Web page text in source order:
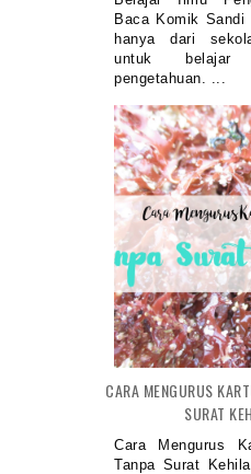
Baca Komik
hanya dari
untuk belajar
pengetahuan. ...
CARA MENGURUS
SURAT
Cara Mengurus
Tanpa Surat